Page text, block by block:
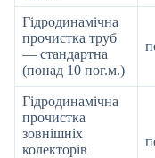
Гідродинамічна
прочистка труб
— стандартна
(понад 10 пог.м.)
Гідродинамічна
прочистка
зовнішніх
колекторів